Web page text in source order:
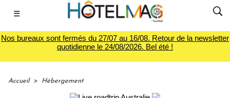
☰
Nos bureaux sont fermés du 27/07 au 16/08. Retour de la newsletter
quotidienne le 24/08/2026. Bel été !
Accueil > Hébergement